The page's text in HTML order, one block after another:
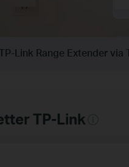
Link Range Extender via
TP-Link